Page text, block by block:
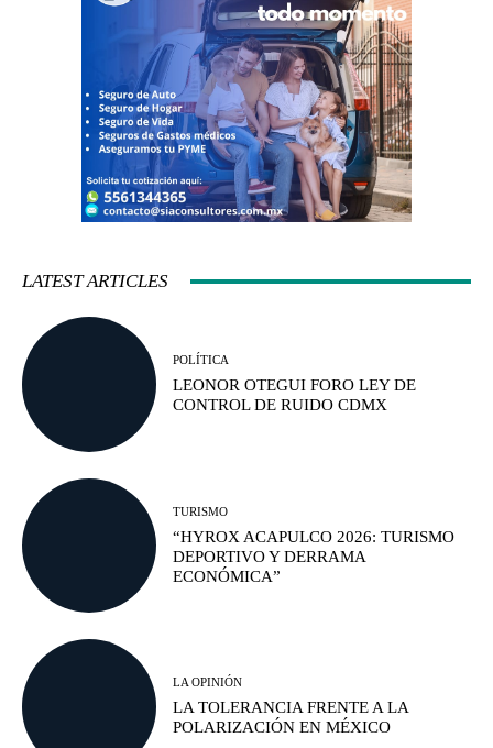
LATEST ARTICLES
POLÍTICA
LEONOR OTEGUI FORO LEY DE
CONTROL DE RUIDO CDMX
TURISMO
“HYROX ACAPULCO 2026: TURISMO
DEPORTIVO Y DERRAMA
ECONÓMICA”
LA OPINIÓN
LA TOLERANCIA FRENTE A LA
POLARIZACIÓN EN MÉXICO